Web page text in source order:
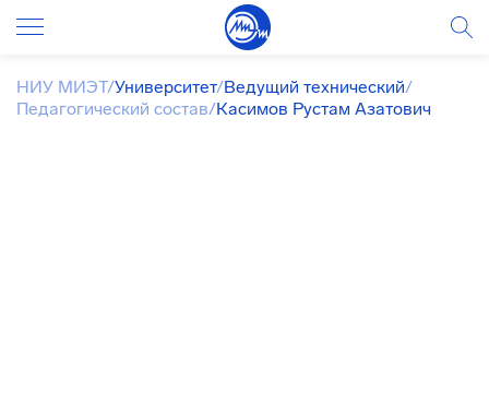
НИУ МИЭТ/Университет/Ведущий технический/
Педагогический состав/Касимов Рустам Азатович